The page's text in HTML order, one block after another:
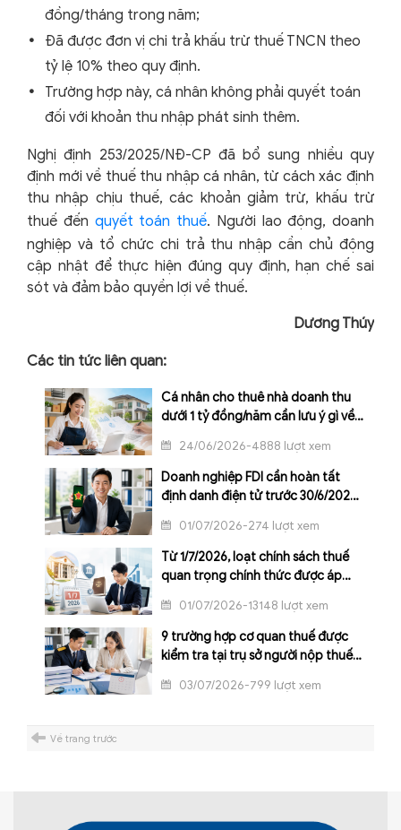
đồng/tháng trong năm;
Đã được đơn vị chi trả khấu trừ thuế TNCN theo
tỷ lệ 10% theo quy định.
Trường hợp này, cá nhân không phải quyết toán
đối với khoản thu nhập phát sinh thêm.
Nghị định 253/2025/NĐ-CP đã bổ sung nhiều quy
định mới về thuế thu nhập cá nhân, từ cách xác định
thu nhập chịu thuế, các khoản giảm trừ, khấu trừ
thuế đến quyết toán thuế. Người lao động, doanh
nghiệp và tổ chức chi trả thu nhập cần chủ động
cập nhật để thực hiện đúng quy định, hạn chế sai
sót và đảm bảo quyền lợi về thuế.
Dương Thúy
Các tin tức liên quan:
Cá nhân cho thuê nhà doanh thu
dưới 1 tỷ đồng/năm cần lưu ý gì về
24/06/2026-4888 lượt xem
Doanh nghiệp FDI cần hoàn tất
định danh điện tử trước 30/6/2026
01/07/2026-274 lượt xem
Từ 1/7/2026, loạt chính sách thuế
quan trọng chính thức được áp
01/07/2026-13148 lượt xem
9 trường hợp cơ quan thuế được
kiểm tra tại trụ sở người nộp thuế
03/07/2026-799 lượt xem
Về trang trước